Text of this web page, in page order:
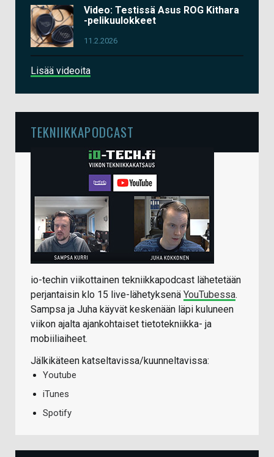
Video: Testissä Asus ROG Kithara
-pelikuulokkeet
11.2.2026
Lisää videoita
TEKNIIKKAPODCAST
io-techin viikottainen tekniikkapodcast lähetetään
perjantaisin klo 15 live-lähetyksenä YouTubessa.
Sampsa ja Juha käyvät keskenään läpi kuluneen
viikon ajalta ajankohtaiset tietotekniikka- ja
mobiiliaiheet.
Jälkikäteen katseltavissa/kuunneltavissa:
Youtube
iTunes
Spotify